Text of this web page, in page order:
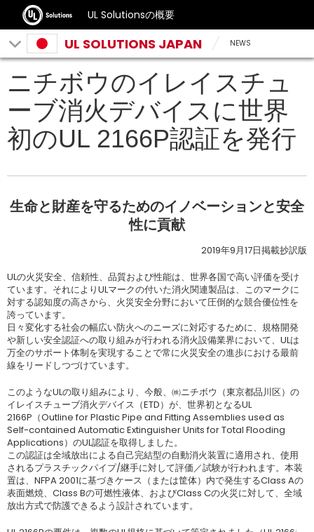
UL Solutionsの概要
UL SOLUTIONS JAPAN NEWS
ニチボウのイレイスチュ
ーブ消火デバイスに世界
初のUL 2166P認証を発行
生命と財産を守るためのイノベーションと安全
性に貢献
2019年9月17日掲載抄訳版
ULの火災安全、信頼性、品質および性能は、世界各国で高い評価を受け
ています。それによりULマークの付いた消火関連製品は、このマークに
対する認知度の高さから、火災安全分野において圧倒的な競合優位性を
誇っています。
日々変化する社会の幅広い防火へのニーズに対応するために、規格開発
や新しい安全認証への取り組みが行われる消火設備業界において、ULは
万全のサポート体制を実現することで常に火災安全の進歩における最前
線をリードしつづけています。
このようなULの取り組みにより、今般、㈱ニチボウ（東京都品川区）の
イレイスチューブ消火デバイス（ETD）が、世界初となるUL
2166P（Outline for Plastic Pipe and Fitting Assemblies used as
Self-contained Automatic Extinguisher Units for Total Flooding
Applications）のUL認証を取得しました。
この認証は全域放出による自己完結型の自動消火装置に適用され、使用
されるプラスチックパイプ/継手に対して評価／試験が行われます。本装
置は、NFPA 2001に基づきケース（または筐体）内で発生するClass Aの
表面燃焼、Class Bの可燃性液体、およびClass Cの火災に対して、全域
放出方式で防護できるよう設計されています。